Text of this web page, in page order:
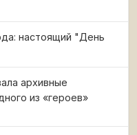
настоящий "День
архивные
из «героев»